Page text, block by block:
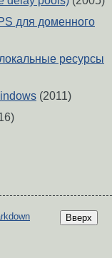
для доменного
ресурсы
(2011)
Вверх